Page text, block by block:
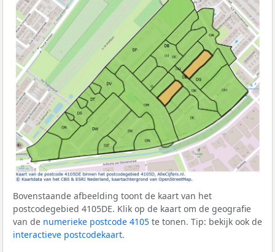
Bovenstaande afbeelding toont de kaart van het
postcodegebied 4105DE. Klik op de kaart om de geografie
van de numerieke postcode 4105 te tonen. Tip: bekijk ook de
interactieve postcodekaart.